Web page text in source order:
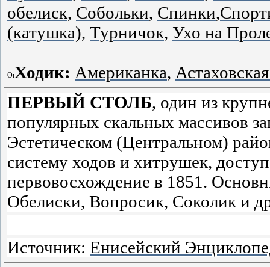
обелиск, Собольки, Спинки,
(катушка), Турничок, Ухо на
Ходик: Американка,
ПЕРВЫЙ СТОЛБ, один из
популярных скальных массивов
Эстетическом (Центральном)
систему ходов и хитрушек,
первовосхождение в 1851.
Обелиски, Вопросик, Соколик и
Источник: Енисейский